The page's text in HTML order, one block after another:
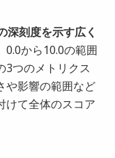
深刻度を示す広く
0.0から10.0の範囲
3つのメトリクス
や影響の範囲など
けて全体のスコア